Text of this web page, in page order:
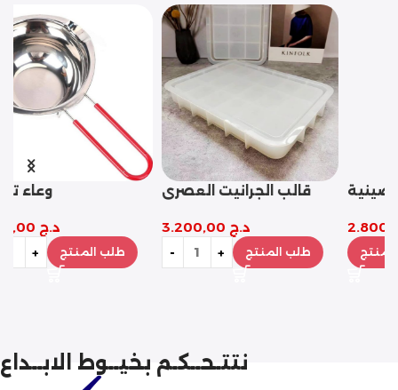
طقم قالب صينية
طلب المنتج
قالب تاج التقديم
طلب المنتج
نتتـحــكـم بخيــوط الابــداع